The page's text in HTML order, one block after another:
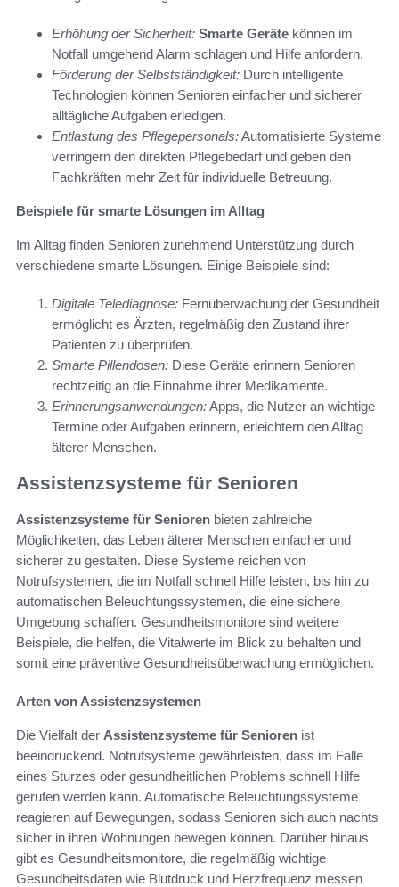
Erhöhung der Sicherheit: Smarte Geräte können im
Notfall umgehend Alarm schlagen und Hilfe anfordern.
Förderung der Selbstständigkeit: Durch intelligente
Technologien können Senioren einfacher und sicherer
alltägliche Aufgaben erledigen.
Entlastung des Pflegepersonals:Automatisierte Systeme
verringern den direkten Pflegebedarf und geben den
Fachkräften mehr Zeit für individuelle Betreuung.
Beispiele für smarte Lösungen im Alltag
Im Alltag finden Senioren zunehmend Unterstützung durch
verschiedene smarte Lösungen. Einige Beispiele sind:
Digitale Telediagnose: Fernüberwachung der Gesundheit
ermöglicht es Ärzten, regelmäßig den Zustand ihrer
Patienten zu überprüfen.
Smarte Pillendosen: Diese Geräte erinnern Senioren
rechtzeitig an die Einnahme ihrer Medikamente.
Erinnerungsanwendungen:Apps, die Nutzer an wichtige
Termine oder Aufgaben erinnern, erleichtern den Alltag
älterer Menschen.
Assistenzsysteme für Senioren
Assistenzsysteme für Senioren bieten zahlreiche
Möglichkeiten, das Leben älterer Menschen einfacher und
sicherer zu gestalten. Diese Systeme reichen von
Notrufsystemen, die im Notfall schnell Hilfe leisten, bis hin zu
automatischen Beleuchtungssystemen, die eine sichere
Umgebung schaffen. Gesundheitsmonitore sind weitere
Beispiele, die helfen, die Vitalwerte im Blick zu behalten und
somit eine präventive Gesundheitsüberwachung ermöglichen.
Arten von Assistenzsystemen
Die Vielfalt der Assistenzsysteme für Senioren ist
beeindruckend. Notrufsysteme gewährleisten, dass im Falle
eines Sturzes oder gesundheitlichen Problems schnell Hilfe
gerufen werden kann. Automatische Beleuchtungssysteme
reagieren auf Bewegungen, sodass Senioren sich auch nachts
sicher in ihren Wohnungen bewegen können. Darüber hinaus
gibt es Gesundheitsmonitore, die regelmäßig wichtige
Gesundheitsdaten wie Blutdruck und Herzfrequenz messen